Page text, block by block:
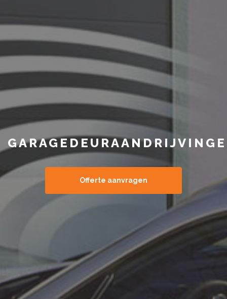
Offerte aanvragen